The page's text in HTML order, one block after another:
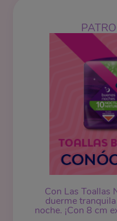
Con Las Toallas
duerme
noche. ¡Con 8 cm